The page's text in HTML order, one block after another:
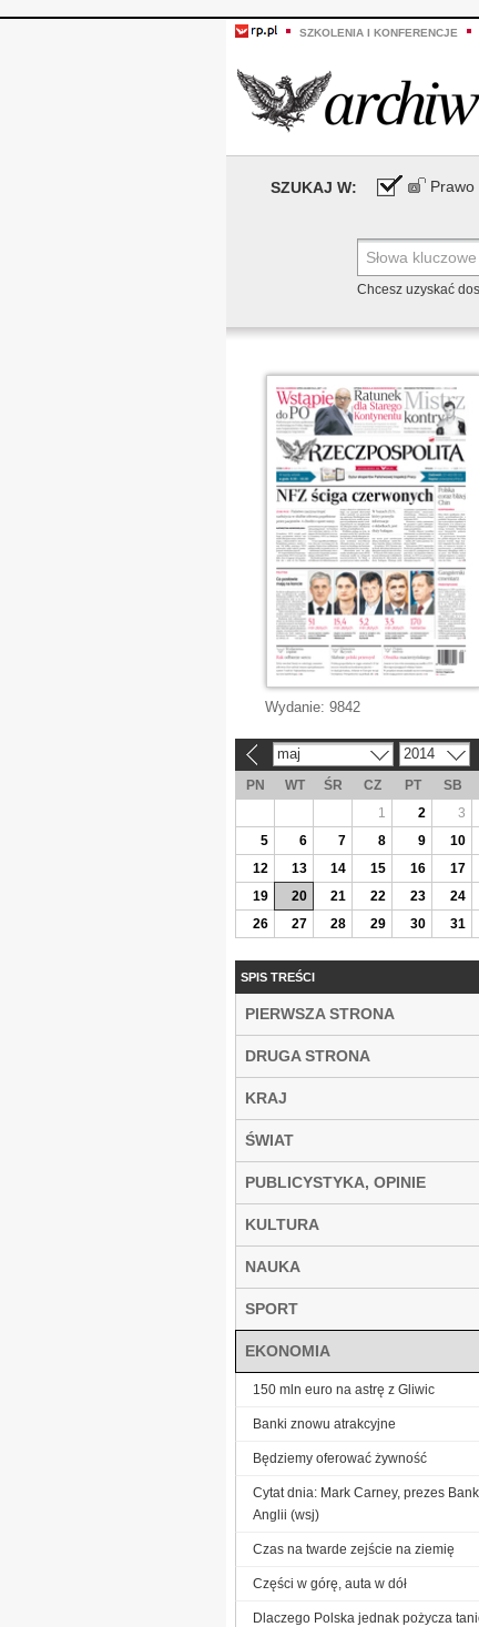
SZKOLENIA I KONFERENCJE
SZUKAJ W: Prawo
Chcesz uzyskać
Wydanie: 9842
maj 2014
PN WT ŚR CZ PT SB
1
2 3
5
6 7 8 9 10
12
13 14 15 16 17
19
20 21 22 23 24
26
27 28 29 30 31
SPIS TREŚCI
PIERWSZA STRONA
DRUGA STRONA
KRAJ
ŚWIAT
PUBLICYSTYKA, OPINIE
KULTURA
NAUKA
SPORT
EKONOMIA
150 mln euro na astrę z Gliwic
Banki znowu atrakcyjne
Będziemy oferować żywność
Cytat dnia: Mark Carney, prezes
Anglii (wsj)
Czas na twarde zejście na ziemię
Części w górę, auta w dół
Dlaczego Polska jednak pożycza